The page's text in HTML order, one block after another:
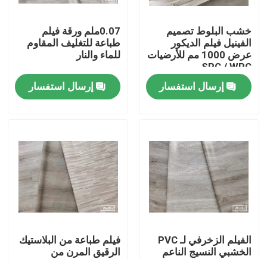
Factory Tour
Quality Control
Contact Us
Request A Quote
فيلم ديكور PVC
فيلم الطباعة البلاستيكية
فيلم مغلفة PVC
خشب البلوط تصميم
الفينيل فيلم الديكور
عرض 1000 مم للأرضيات
SPC / WPC
إرسال استفسار
0.07ملم ورقة فيلم
طباعة للتغليف المقاوم
للماء والنار
إرسال استفسار
الفيلم الزخرفي لـ PVC
الخشبي النسيج الناعم
فيلم طباعة من البلاستيك
الرقيق المرن من